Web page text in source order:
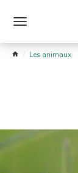
le
menu
Les animaux